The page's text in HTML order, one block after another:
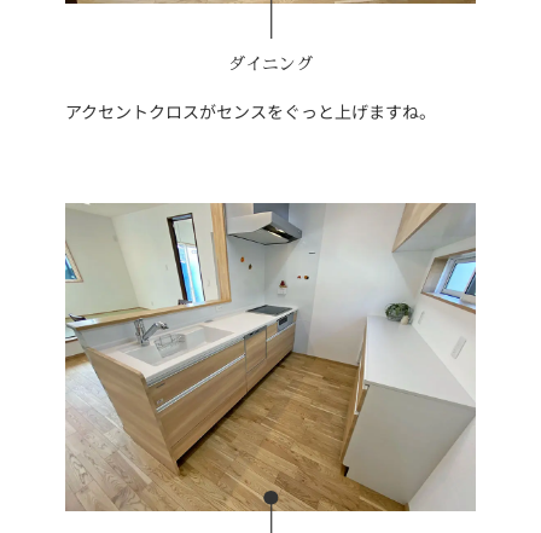
ダイニング
アクセントクロスがセンスをぐっと上げますね。